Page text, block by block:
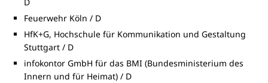
Feuerwehr Köln / D
HfK+G, Hochschule für Kommunikation und Gestaltung
Stuttgart / D
infokontor GmbH für das BMI (Bundesministerium des
Innern und für Heimat) / D